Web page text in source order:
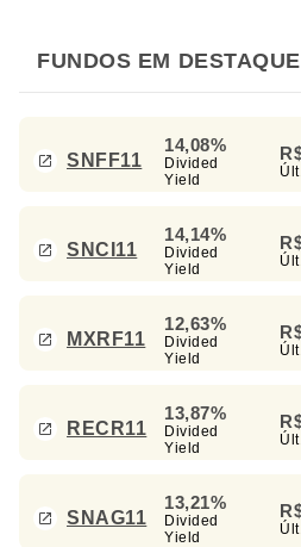
FUNDOS EM DESTAQUE
SNFF11
14,08%
Divided
Yield
SNCI11
14,14%
Divided
Yield
MXRF11
12,63%
Divided
Yield
RECR11
13,87%
Divided
Yield
SNAG11
13,21%
Divided
Yield